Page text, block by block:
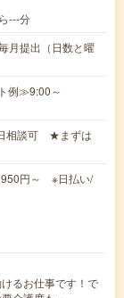
---分
月提出（日数と曜
例≫9:00～
日相談可 ★まずは
円～ ※日払い/
るお仕事です！で